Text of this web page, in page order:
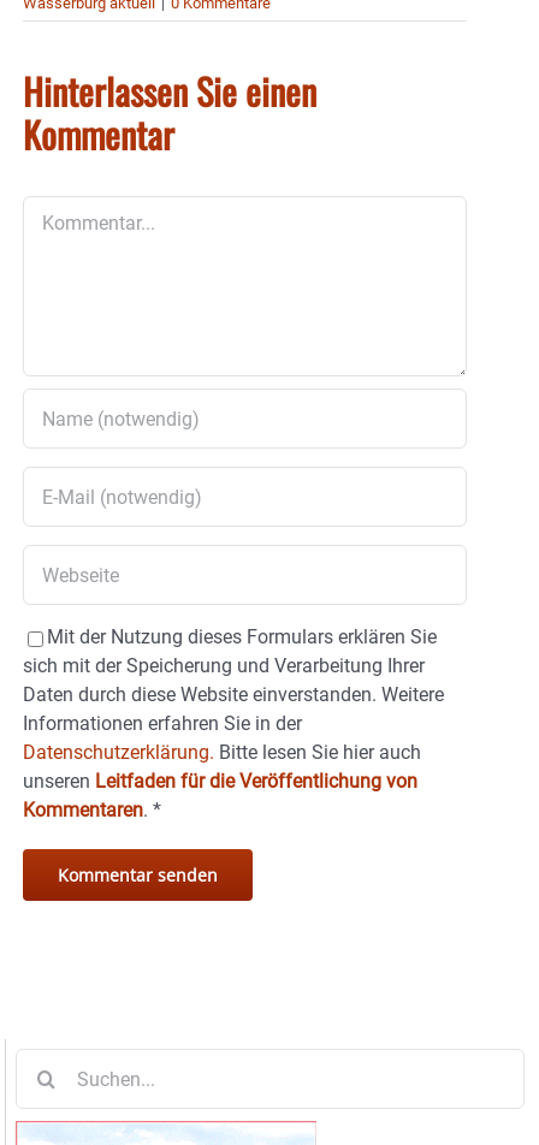
Hinterlassen Sie einen
Kommentar
Mit der Nutzung dieses Formulars erklären Sie
sich mit der Speicherung und Verarbeitung Ihrer
Daten durch diese Website einverstanden. Weitere
Informationen erfahren Sie in der
Datenschutzerklärung. Bitte lesen Sie hier auch
unseren Leitfaden für die Veröffentlichung von
Kommentaren. *
nach: